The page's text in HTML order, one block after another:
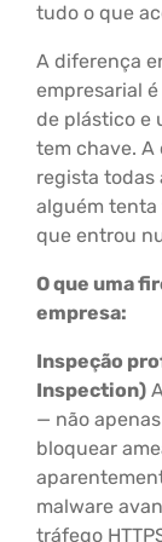
tudo o que
A diferença
empresarial
de plástico e
tem chave. A
regista todas
alguém tenta
que entrou
O que uma
empresa:
Inspeção
Inspection)
— não
bloquear
malware
tráfego